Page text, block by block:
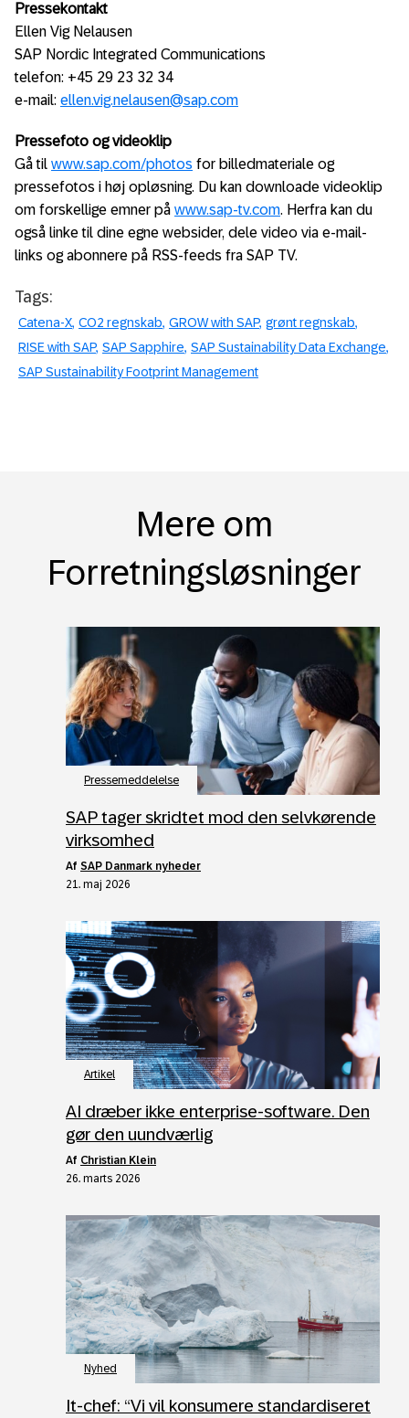
Pressekontakt
Ellen Vig Nelausen
SAP Nordic Integrated Communications
telefon: +45 29 23 32 34
e-mail: ellen.vig.nelausen@sap.com
Pressefoto og videoklip
Gå til www.sap.com/photos for billedmateriale og
pressefotos i høj opløsning. Du kan downloade videoklip
om forskellige emner på www.sap-tv.com. Herfra kan du
også linke til dine egne websider, dele video via e-mail-
links og abonnere på RSS-feeds fra SAP TV.
Tags:
Catena-X CO2 regnskab GROW with SAP grønt regnskab
RISE with SAP SAP Sapphire SAP Sustainability Data Exchange
SAP Sustainability Footprint Management
Mere om
Forretningsløsninger
Pressemeddelelse
SAP tager skridtet mod den selvkørende
virksomhed
af SAP Danmark nyheder
21. maj 2026
Artikel
AI dræber ikke enterprise-software. Den
gør den uundværlig
af Christian Klein
26. marts 2026
Nyhed
It‑chef: “Vi vil konsumere standardiseret